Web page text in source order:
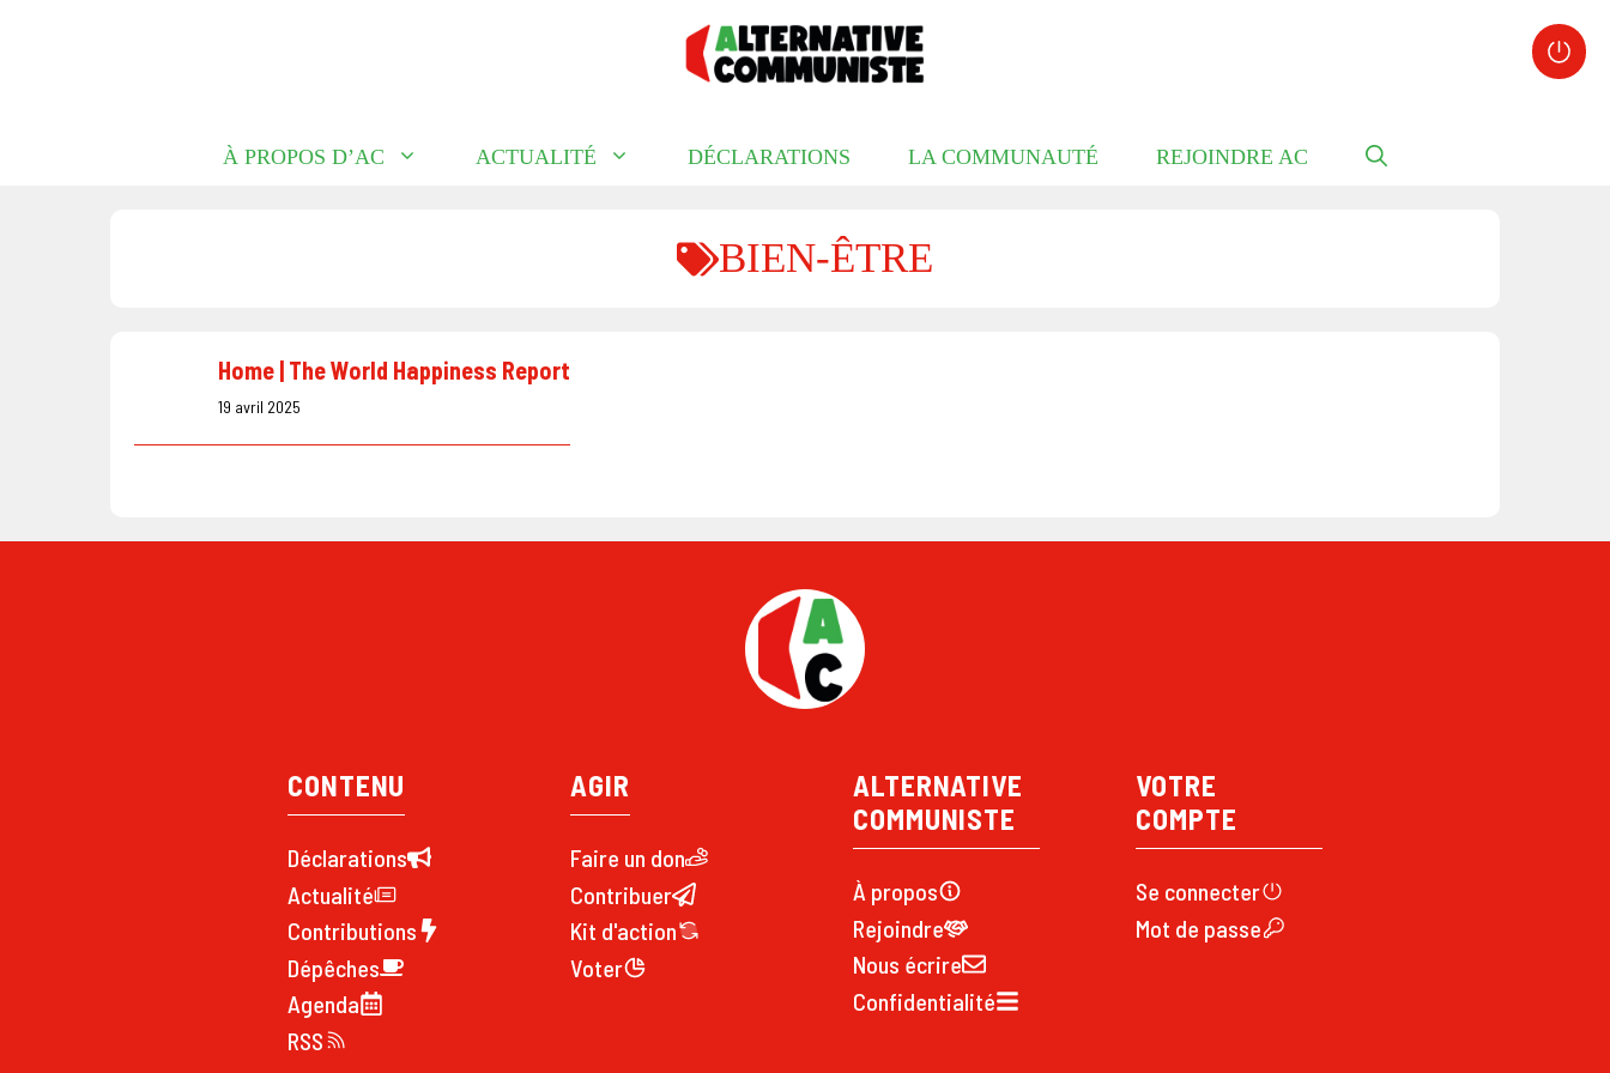
À PROPOS D’AC ACTUALITÉ DÉCLARATIONS LA COMMUNAUTÉ REJOINDRE AC
BIEN-ÊTRE
Home | The World Happiness Report
19 avril 2025
CONTENU
Déclarations
Actualité
Contributions
Dépêches
Agenda
RSS
AGIR
Faire un don
Contribuer
Kit d'action
Voter
ALTERNATIVE
COMMUNISTE
À propos
Rejoindre
Nous écrire
Confidentialité
VOTRE
COMPTE
Se connecter
Mot de passe